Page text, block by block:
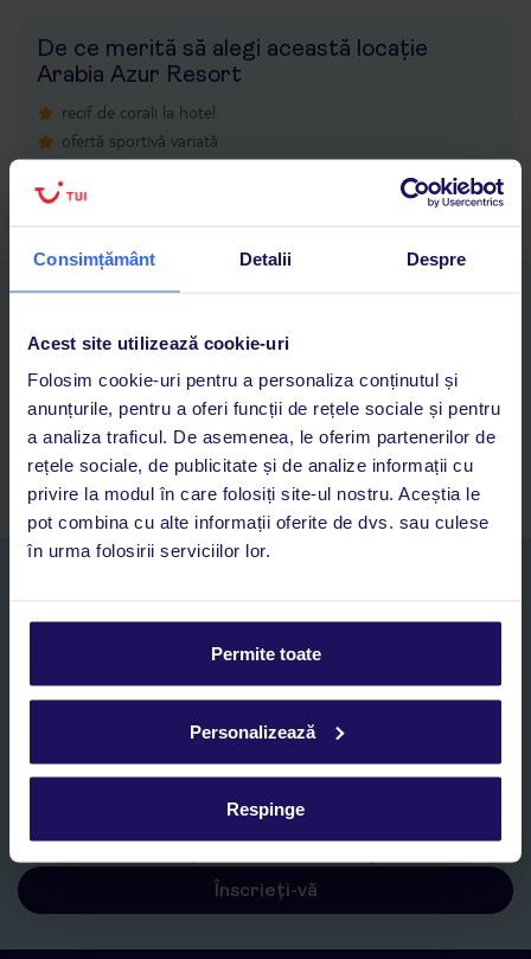
Consimțământ Detalii Despre
Acest site utilizează cookie-uri
Folosim cookie-uri pentru a personaliza conținutul și
anunțurile, pentru a oferi funcții de rețele sociale și pentru
a analiza traficul. De asemenea, le oferim partenerilor de
rețele sociale, de publicitate și de analize informații cu
privire la modul în care folosiți site-ul nostru. Aceștia le
pot combina cu alte informații oferite de dvs. sau culese
în urma folosirii serviciilor lor.
Permite toate
Personalizează
Respinge
De ce merită să alegi această locație
Arabia Azur Resort
recif de corali la hotel
ofertă sportivă variată
Cauți rapid vacanțe și hoteluri din toată lumea
Acces la rezervările curente pentru vacanțe și hoteluri, într-o
singură aplicație
Asistență 24/7 prin chat, pe toată durata vacanței
E-MAIL*
Sunt de acord cu prelucrarea datelor mele personale de către TUI
Romania SRL în scopuri de marketing, în cadrul și în scopul
„Informații privind prelucrarea datelor cu caracter
Înscrieți-vă